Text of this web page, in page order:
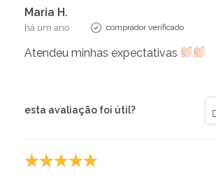
Maria H.
há um ano comprador verificado
Atendeu minhas expectativas
esta avaliação foi útil?